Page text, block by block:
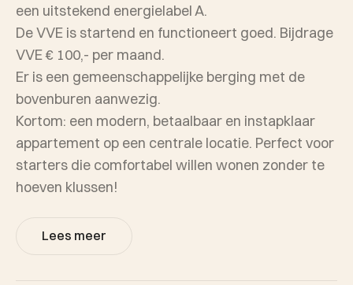
een uitstekend energielabel A.
De VVE is startend en functioneert goed. Bijdrage
VVE € 100,- per maand.
Er is een gemeenschappelijke berging met de
bovenburen aanwezig.
Kortom: een modern, betaalbaar en instapklaar
appartement op een centrale locatie. Perfect voor
starters die comfortabel willen wonen zonder te
hoeven klussen!
Lees meer